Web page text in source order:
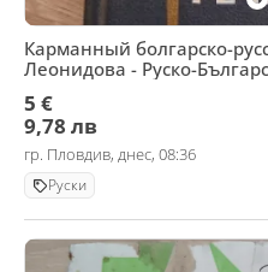
Карманный болгарско-
Леонидова - Руско-
5 €
9,78 лв
гр. Пловдив, днес, 08:36
Руски